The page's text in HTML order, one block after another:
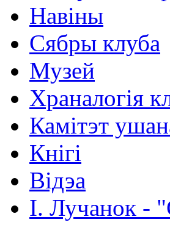
Навіны
Сябры клуба
Музей
Храналогія
Камітэт
Кнігі
Відэа
І. Лучанок -